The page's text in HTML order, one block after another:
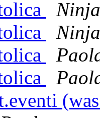
Ninja
Ninja